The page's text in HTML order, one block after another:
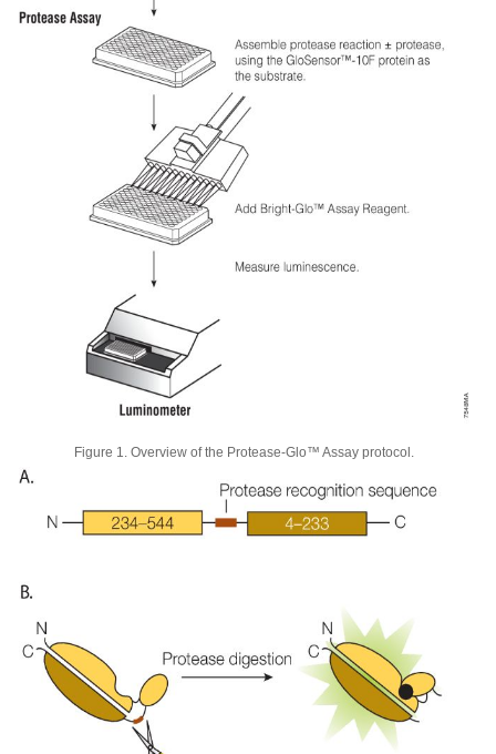
Figure 1. Overview of the Protease-Glo™ Assay protocol.